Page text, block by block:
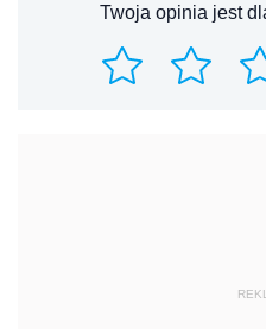
Twoja opinia jest